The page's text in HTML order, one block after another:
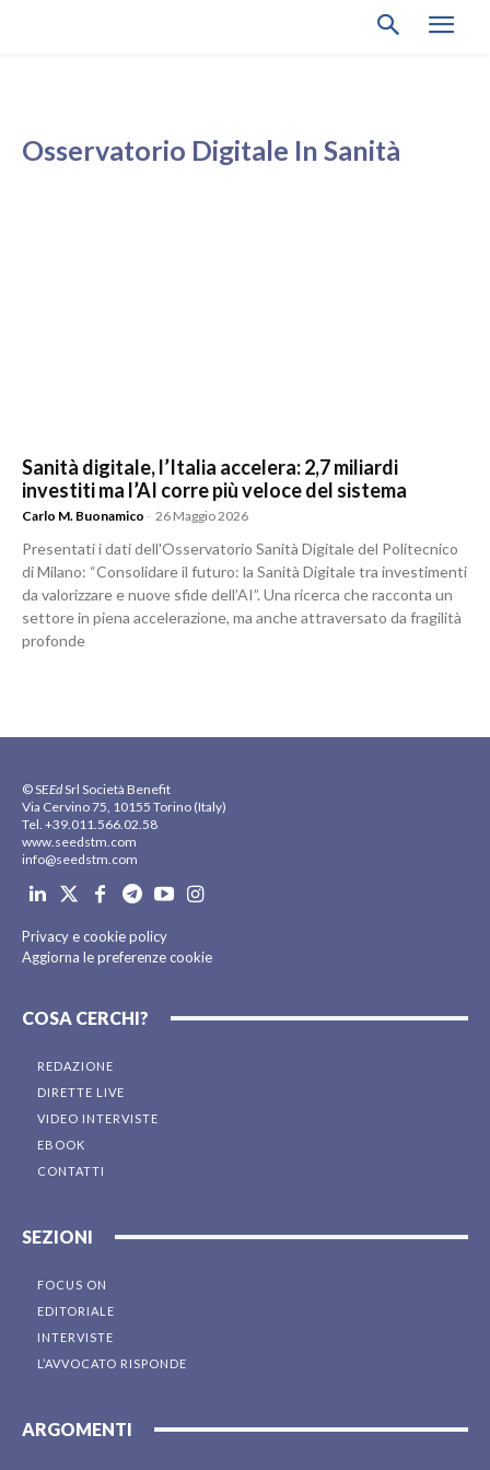
Osservatorio Digitale In Sanità
Sanità digitale, l’Italia accelera: 2,7 miliardi
investiti ma l’AI corre più veloce del sistema
Carlo M. Buonamico - 26 Maggio 2026
Presentati i dati dell'Osservatorio Sanità Digitale del Politecnico
di Milano: “Consolidare il futuro: la Sanità Digitale tra investimenti
da valorizzare e nuove sfide dell’AI”. Una ricerca che racconta un
settore in piena accelerazione, ma anche attraversato da fragilità
profonde
© SEEdSrl Società Benefit
Via Cervino 75, 10155 Torino (Italy)
Tel. +39.011.566.02.58
www.seedstm.com
info@seedstm.com
Privacy e cookie policy
Aggiorna le preferenze cookie
COSA CERCHI?
REDAZIONE
DIRETTE LIVE
VIDEO INTERVISTE
EBOOK
CONTATTI
SEZIONI
FOCUS ON
EDITORIALE
INTERVISTE
L’AVVOCATO RISPONDE
ARGOMENTI